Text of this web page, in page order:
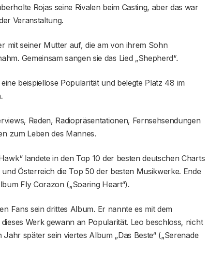
Rojas seine Rivalen beim Casting, aber das war
Veranstaltung.
mit seiner Mutter auf, die am von ihrem Sohn
Gemeinsam sangen sie das Lied „Shepherd“.
beispiellose Popularität und belegte Platz 48 im
Reden, Radiopräsentationen, Fernsehsendungen
zum Leben des Mannes.
landete in den Top 10 der besten deutschen Charts
Österreich die Top 50 der besten Musikwerke. Ende
Fly Corazon („Soaring Heart“).
Fans sein drittes Album. Er nannte es mit dem
Werk gewann an Popularität. Leo beschloss, nicht
später sein viertes Album „Das Beste“ („Serenade